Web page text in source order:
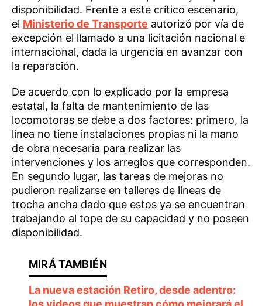
disponibilidad. Frente a este crítico escenario,
el Ministerio de Transporte autorizó por vía de
excepción el llamado a una licitación nacional e
internacional, dada la urgencia en avanzar con
la reparación.
De acuerdo con lo explicado por la empresa
estatal, la falta de mantenimiento de las
locomotoras se debe a dos factores: primero, la
línea no tiene instalaciones propias ni la mano
de obra necesaria para realizar las
intervenciones y los arreglos que corresponden.
En segundo lugar, las tareas de mejoras no
pudieron realizarse en talleres de líneas de
trocha ancha dado que estos ya se encuentran
trabajando al tope de su capacidad y no poseen
disponibilidad.
La nueva estación Retiro, desde adentro: